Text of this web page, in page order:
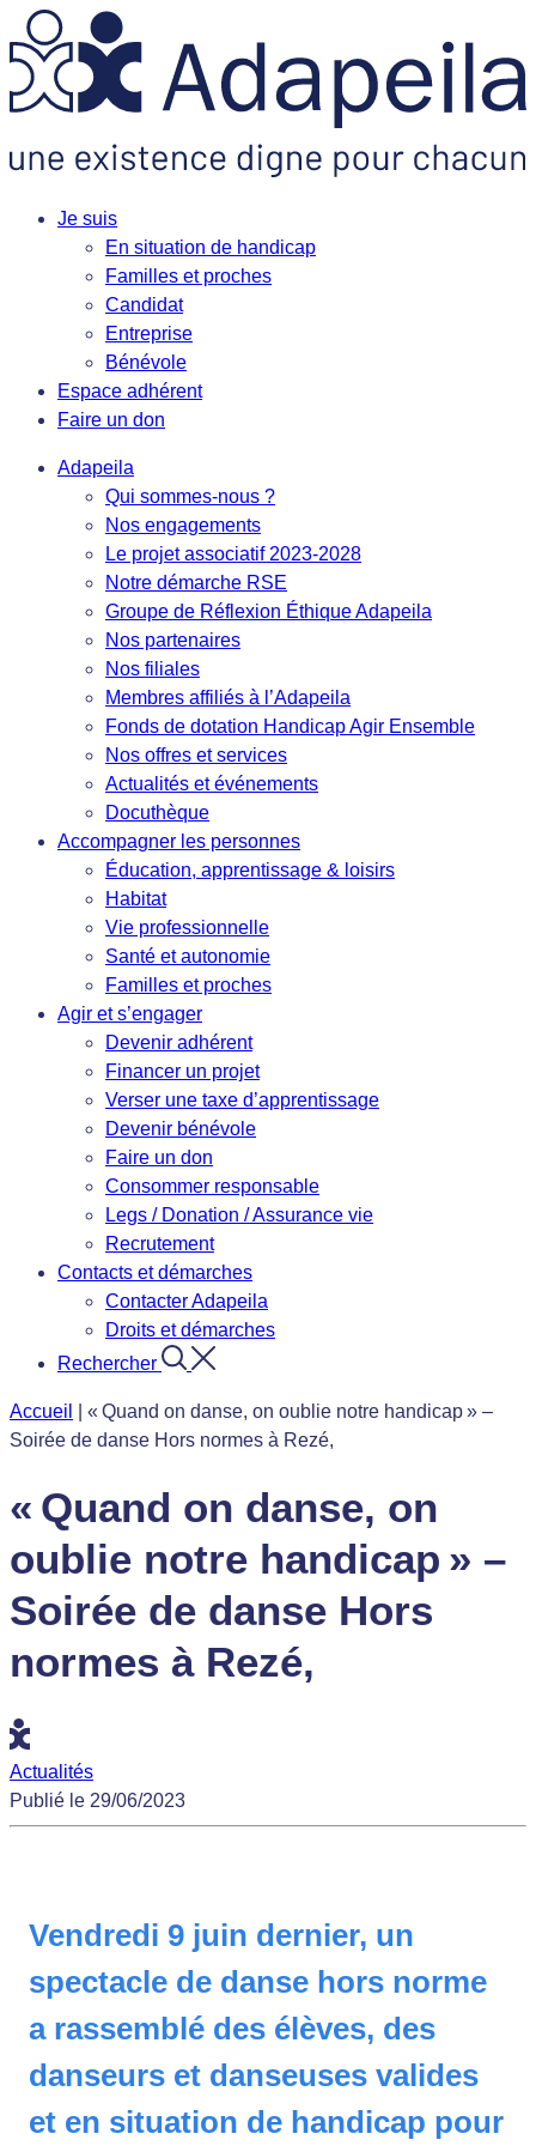
Je suis
En situation de handicap
Familles et proches
Candidat
Entreprise
Bénévole
Espace adhérent
Faire un don
Adapeila
Qui sommes-nous ?
Nos engagements
Le projet associatif 2023-2028
Notre démarche RSE
Groupe de Réflexion Éthique Adapeila
Nos partenaires
Nos filiales
Membres affiliés à l’Adapeila
Fonds de dotation Handicap Agir Ensemble
Nos offres et services
Actualités et événements
Docuthèque
Accompagner les personnes
Éducation, apprentissage & loisirs
Habitat
Vie professionnelle
Santé et autonomie
Familles et proches
Agir et s’engager
Devenir adhérent
Financer un projet
Verser une taxe d’apprentissage
Devenir bénévole
Faire un don
Consommer responsable
Legs / Donation / Assurance vie
Recrutement
Contacts et démarches
Contacter Adapeila
Droits et démarches
Rechercher
Accueil
« Quand on danse, on oublie notre handicap » –
Soirée de danse Hors normes à Rezé,
« Quand on danse, on
oublie notre handicap » –
Soirée de danse Hors
normes à Rezé,
Actualités
Publié le 29/06/2023
Vendredi 9 juin dernier, un
spectacle de danse hors norme
a rassemblé des élèves, des
danseurs et danseuses valides
et en situation de handicap pour